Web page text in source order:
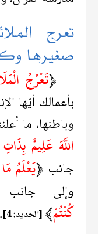
تعرج
صغيرها
﴿تَعْرُجُ
بأعمالك أيّها
وباطنها، ما
اللَّهَ عَلِيمٌ
جانب ﴿يَعْلَمُ
وإلى جانب
كُنْتُمْ﴾ [الحديد: 4] .